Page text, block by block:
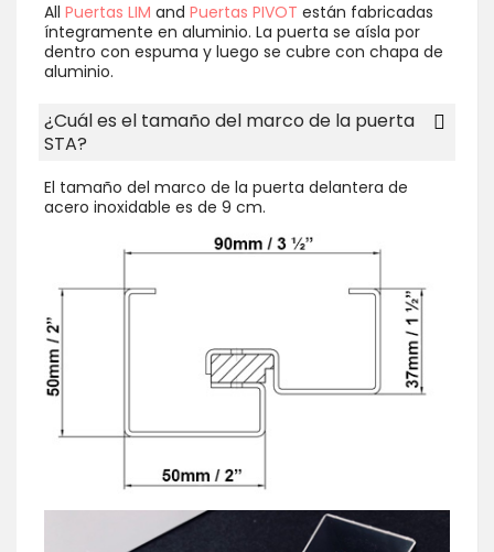
All Puertas LIM and Puertas PIVOT están fabricadas
íntegramente en aluminio. La puerta se aísla por
dentro con espuma y luego se cubre con chapa de
aluminio.
¿Cuál es el tamaño del marco de la puerta
STA?
El tamaño del marco de la puerta delantera de
acero inoxidable es de 9 cm.